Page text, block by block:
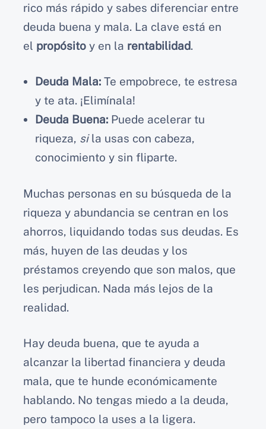
rico más rápido y sabes diferenciar entre
deuda buena y mala. La clave está en
el propósito y en la rentabilidad.
Deuda Mala: Te empobrece, te estresa
y te ata. ¡Elimínala!
Deuda Buena: Puede acelerar tu
riqueza, sila usas con cabeza,
conocimiento y sin fliparte.
Muchas personas en su búsqueda de la
riqueza y abundancia se centran en los
ahorros, liquidando todas sus deudas. Es
más, huyen de las deudas y los
préstamos creyendo que son malos, que
les perjudican. Nada más lejos de la
realidad.
Hay deuda buena, que te ayuda a
alcanzar la libertad financiera y deuda
mala, que te hunde económicamente
hablando. No tengas miedo a la deuda,
pero tampoco la uses a la ligera.